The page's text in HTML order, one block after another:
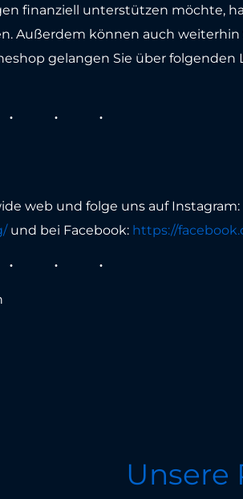
finanziell unterstützen möchte,
Außerdem können auch
gelangen Sie über folgenden
web und folge uns auf Instagram:
und bei Facebook: https://
Unsere